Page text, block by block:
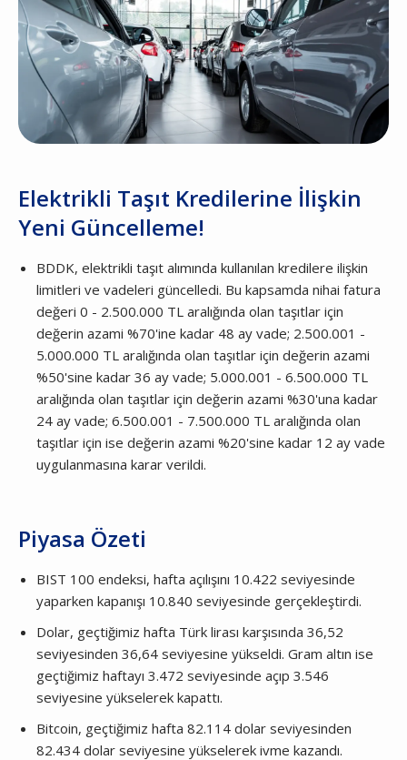
Elektrikli Taşıt Kredilerine İlişkin
Yeni Güncelleme!
BDDK, elektrikli taşıt alımında kullanılan kredilere ilişkin
limitleri ve vadeleri güncelledi. Bu kapsamda nihai fatura
değeri 0 - 2.500.000 TL aralığında olan taşıtlar için
değerin azami %70'ine kadar 48 ay vade; 2.500.001 -
5.000.000 TL aralığında olan taşıtlar için değerin azami
%50'sine kadar 36 ay vade; 5.000.001 - 6.500.000 TL
aralığında olan taşıtlar için değerin azami %30'una kadar
24 ay vade; 6.500.001 - 7.500.000 TL aralığında olan
taşıtlar için ise değerin azami %20'sine kadar 12 ay vade
uygulanmasına karar verildi.
Piyasa Özeti
BIST 100 endeksi, hafta açılışını 10.422 seviyesinde
yaparken kapanışı 10.840 seviyesinde gerçekleştirdi.
Dolar, geçtiğimiz hafta Türk lirası karşısında 36,52
seviyesinden 36,64 seviyesine yükseldi. Gram altın ise
geçtiğimiz haftayı 3.472 seviyesinde açıp 3.546
seviyesine yükselerek kapattı.
Bitcoin, geçtiğimiz hafta 82.114 dolar seviyesinden
82.434 dolar seviyesine yükselerek ivme kazandı.